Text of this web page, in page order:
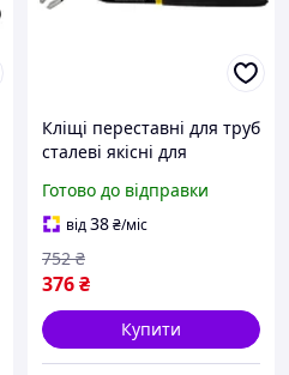
Кліщі переставні для труб
сталеві якісні для
для сталевих труб 300 мм
0-45 мм Sigma
Готово до відправки
від38₴/міс
376₴
752 ₴
Купити